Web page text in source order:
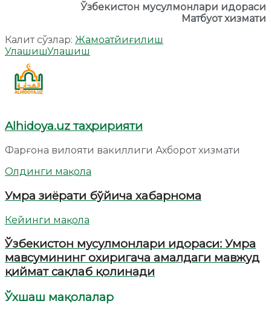
Ўзбекистон мусулмонлари идораси
Матбуот хизмати
Калит сўзлар: Жамоатйиғилиш
УлашишУлашиш
Alhidoya.uz таҳририяти
Фарғона вилояти вакиллиги Ахборот хизмати
Олдинги мақола
Умра зиёрати бўйича хабарнома
Кейинги мақола
Ўзбекистон мусулмонлари идораси: Умра
мавсумининг охиригача амалдаги мавжуд
қиймат сақлаб қолинади
Ўхшаш мақолалар